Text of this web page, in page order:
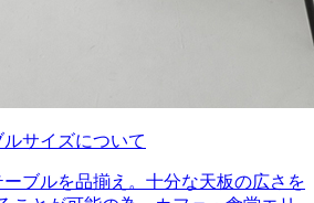
ルサイズについて
ブルを品揃え。十分な天板の広さを